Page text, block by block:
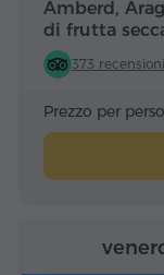
Amberd,
di frutta
Alfabeto
373 recensioni
Prezzo per